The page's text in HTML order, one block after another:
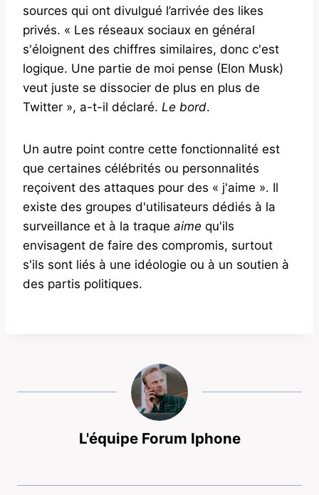
sources qui ont divulgué l’arrivée des likes
privés. « Les réseaux sociaux en général
s'éloignent des chiffres similaires, donc c'est
logique. Une partie de moi pense (Elon Musk)
veut juste se dissocier de plus en plus de
Twitter », a-t-il déclaré. Le bord.
Un autre point contre cette fonctionnalité est
que certaines célébrités ou personnalités
reçoivent des attaques pour des « j'aime ». Il
existe des groupes d'utilisateurs dédiés à la
surveillance et à la traque aime qu'ils
envisagent de faire des compromis, surtout
s'ils sont liés à une idéologie ou à un soutien à
des partis politiques.
L'équipe Forum Iphone